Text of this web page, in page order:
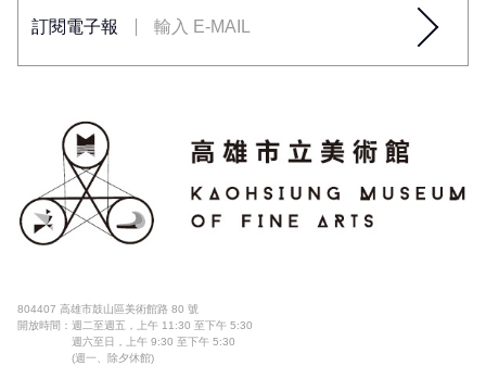
訂閱電子報
804407 高雄市鼓山區美術館路 80 號
開放時間： 週二至週五，上午 11:30 至下午 5:30
週六至日，上午 9:30 至下午 5:30
(週一、除夕休館)